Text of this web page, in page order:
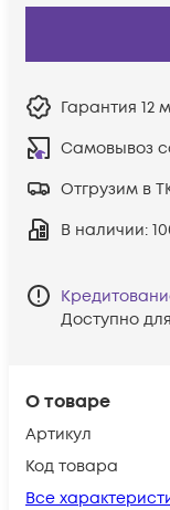
О товаре
Артикул
Код товара
Все
Гарантия 12
Самовывоз
Отгрузим в
В наличии:
Доступно